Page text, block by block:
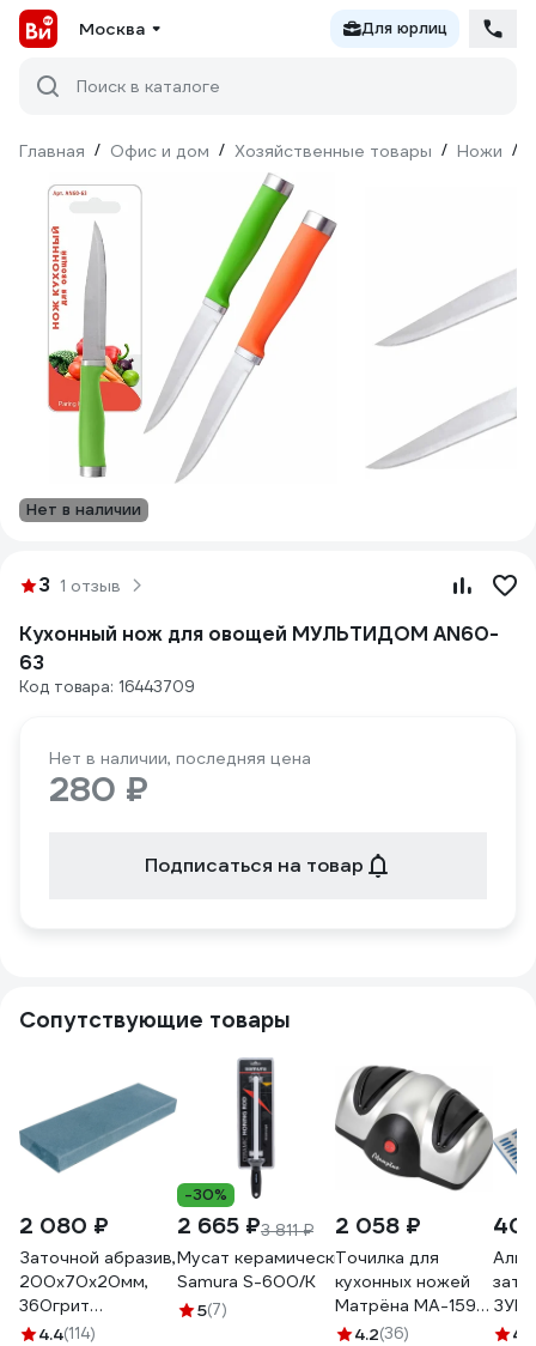
Москва Для юрлиц
Поиск в каталоге
Главная / Офис и дом / Хозяйственные товары / Ножи /
Нет в наличии
3 1 отзыв
Кухонный нож для овощей МУЛЬТИДОМ AN60-
63
Код товара: 16443709
Нет в наличии, последняя цена
280 ₽
Подписаться на товар
Сопутствующие товары
2 080 ₽
Заточной абразив,
200х70х20мм,
360грит
Петроградъ
4.4(114)
-30%
2 665 ₽3 811 ₽
Мусат керамический 254 мм, белый
Samura S-600/K
5(7)
2 058 ₽
Точилка для
кухонных ножей
Матрёна MA-159
электрическая 40
4.2(36)
ЗУБР
4.6